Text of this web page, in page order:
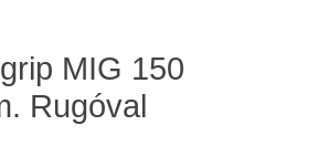
MIG 150
Rugóval